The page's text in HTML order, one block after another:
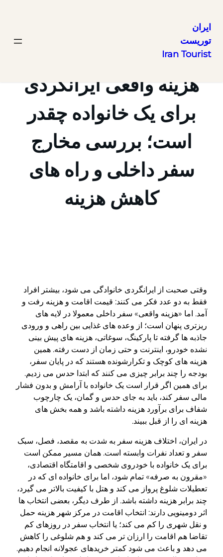
رفتن
ایران
توریست
Iran Tourist
هزینه واقعی ایرانگردی
برای یک خانواده چقدر
است؛ بررسی مخارج
سفر داخلی و راه های
کاهش هزینه
وقتی صحبت از ایرانگردی خانوادگی می شود، بیشتر افراد
فقط به دو عدد فکر می کنند: قیمت اقامت و هزینه رفت و
آمد. اما «هزینه واقعی» سفر داخلی معمولا در لایه های
ریزتری پنهان است؛ از وعده های غذایی بین راهی و ورودی
جاذبه ها گرفته تا پارکینگ، سوغاتی، هزینه های پیش بینی
نشده خودرو، اینترنت و حتی زمان از دست رفته. همین
هزینه های کوچک و تکرارشونده هستند که در پایان سفر،
بودجه را چند برابر چیزی می کنند که ابتدا حدس می زدیم.
برای همین اگر قرار است یک خانواده با آرامش و بدون فشار
مالی سفر کند، باید به جای حدس و گمان، یک چارچوب
شفاف برای برآورد هزینه داشته باشد و همه بخش های
هزینه ای را از قبل ببیند.
در ایران، اختلاف هزینه سفر به شدت به مقصد، فصل، سبک
سفر و تعداد نفرات وابسته است. همان مسیر ممکن است
برای یک خانواده با خودروی شخصی و اقامتگاه اقتصادی،
«مقرون به صرفه» تمام شود، اما برای خانواده ای که در
تعطیلات شلوغ پرواز می کند و هتل با کیفیت بالاتر می گیرد،
چند برابر هزینه داشته باشد. از طرف دیگر، بعضی انتخاب ها
اثر دومینویی دارند: انتخاب اقامت در مرکز شهر هزینه حمل
و نقل شهری را کم می کند؛ یا انتخاب سفر در روزهای کم
تقاضا هم اقامت را ارزان تر می کند و هم شلوغی را کاهش
می دهد و باعث می شود کمتر خریدهای عجولانه انجام دهیم.